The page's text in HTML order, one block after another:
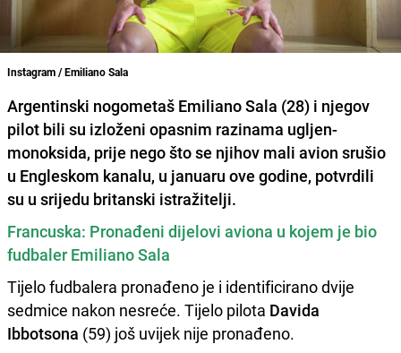
Instagram / Emiliano Sala
Argentinski nogometaš Emiliano Sala (28) i njegov
pilot bili su izloženi opasnim razinama ugljen-
monoksida, prije nego što se njihov mali avion srušio
u Engleskom kanalu, u januaru ove godine, potvrdili
su u srijedu britanski istražitelji.
Francuska: Pronađeni dijelovi aviona u kojem je bio
fudbaler Emiliano Sala
Tijelo fudbalera pronađeno je i identificirano dvije
sedmice nakon nesreće. Tijelo pilota Davida
Ibbotsona (59) još uvijek nije pronađeno.